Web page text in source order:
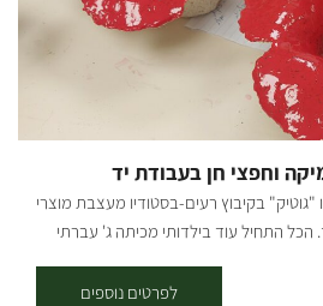
ימין, שם נראה שילוט של הסינגל. לאחר 200 מ' בסינגל נגיע לפיצול שבו
הכחול, במשך כשני קילומטרים
נוספים, עד שהוא מתעקל ימינה ומתרחק מכביש 232. בדרך עוברים
בה ימינה לחזרה לכיוון בארי. *
ההסבר על השבילים משמאל. נמשיך ישר
ונשתלב בשביל הכחול החוזר לכיוון כביש 232. קרדיט צילום: אילן שחם
מדווש ומסלולי אופניים בשטח עם קק"ל
וחפצי חן בעבודת יד
בקיבוץ רעים-בסטודיו מעצבת מוצרי
הכל התחיל עוד בילדותי מכיתה ג' עברתי
לפרטים נוספים